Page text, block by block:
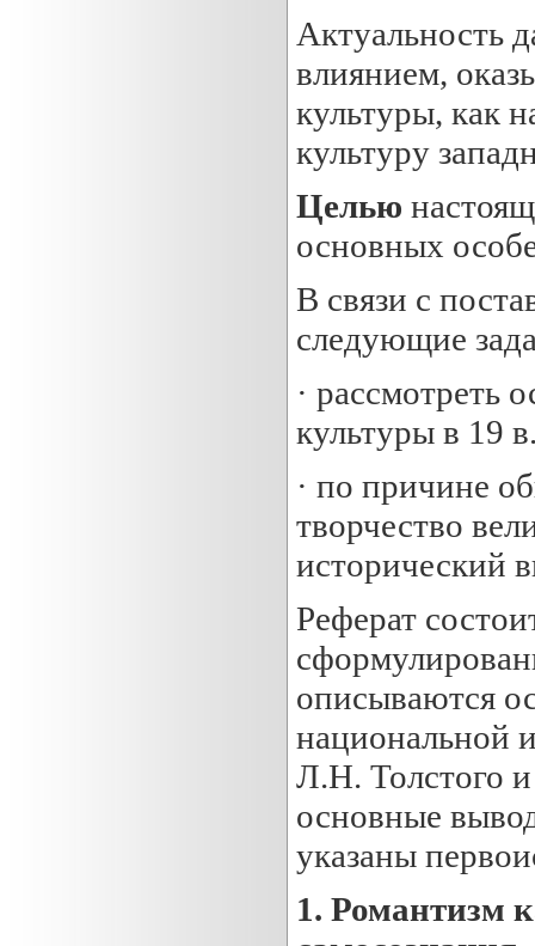
Актуальность
влиянием,
культуры, как
культуру
Целью
основных
В связи с
следующие
· рассмотреть
культуры в 19
· по причине
творчество
исторический
Реферат
описываются
национальной
Л.Н. Толстого
основные
указаны
1. Романтизм